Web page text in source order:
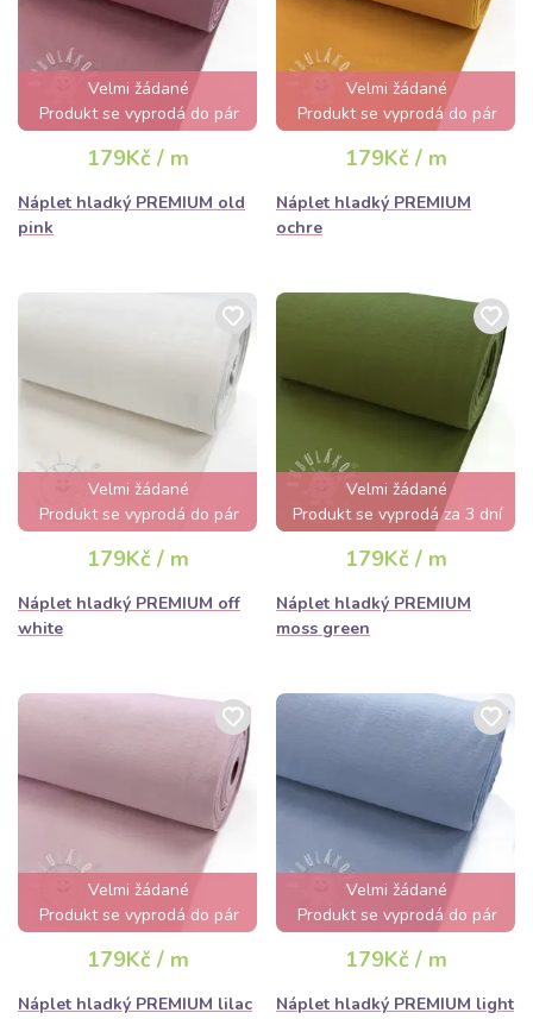
Velmi žádané
Produkt se vyprodá do pár
hodin
179Kč / m
Náplet hladký PREMIUM old
pink
Velmi žádané
Produkt se vyprodá do pár
hodin
179Kč / m
Náplet hladký PREMIUM
ochre
Velmi žádané
Produkt se vyprodá do pár
hodin
179Kč / m
Náplet hladký PREMIUM off
white
Velmi žádané
Produkt se vyprodá za 3 dní
179Kč / m
Náplet hladký PREMIUM
moss green
Velmi žádané
Produkt se vyprodá do pár
hodin
179Kč / m
Náplet hladký PREMIUM lilac
Velmi žádané
Produkt se vyprodá do pár
hodin
179Kč / m
Náplet hladký PREMIUM light